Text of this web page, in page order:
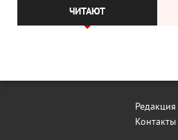
ЧИТАЮТ
Редакция
Контакты